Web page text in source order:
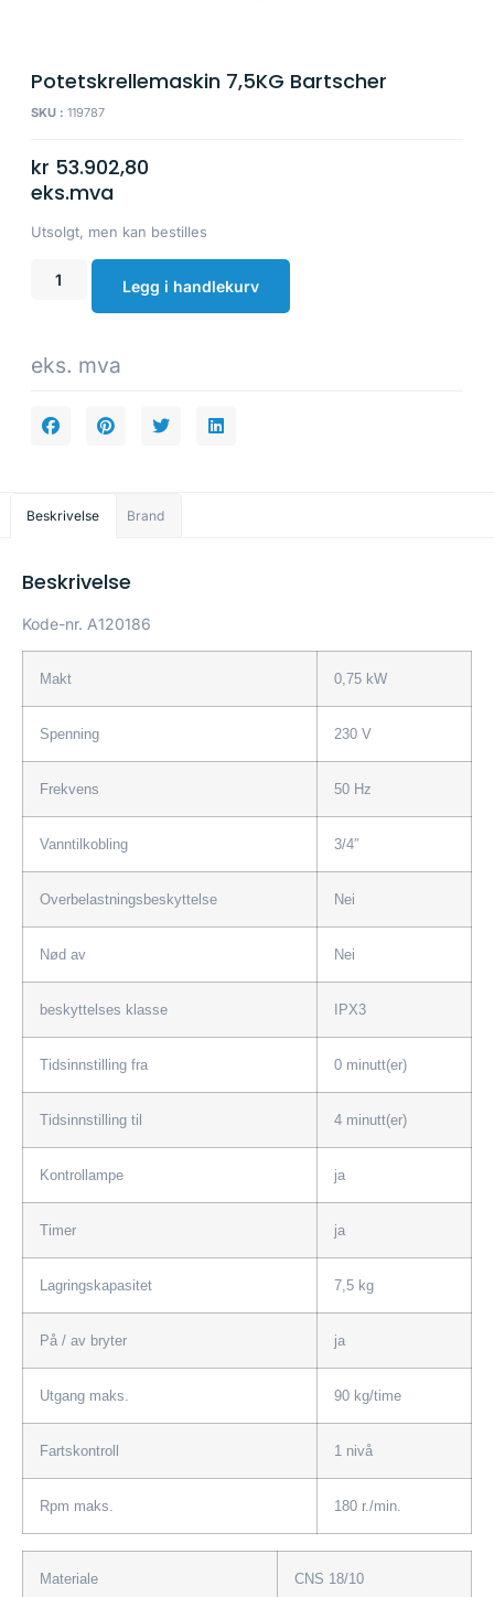
Potetskrellemaskin 7,5KG Bartscher
SKU : 119787
kr 53.902,80
eks.mva
Utsolgt, men kan bestilles
Legg i handlekurv
eks. mva
Beskrivelse Brand
Beskrivelse
Kode-nr. A120186
Makt 0,75 kW
Spenning 230 V
Frekvens 50 Hz
Vanntilkobling 3/4″
Overbelastningsbeskyttelse Nei
Nød av Nei
beskyttelses klasse IPX3
Tidsinnstilling fra 0 minutt(er)
Tidsinnstilling til 4 minutt(er)
Kontrollampe ja
Timer ja
Lagringskapasitet 7,5 kg
På / av bryter ja
Utgang maks. 90 kg/time
Fartskontroll 1 nivå
Rpm maks. 180 r./min.
Materiale CNS 18/10